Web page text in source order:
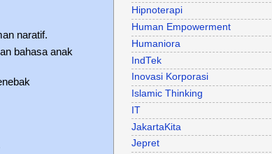
naratif.
bahasa anak
Hipnoterapi
Human Empowerment
Humaniora
IndTek
Inovasi Korporasi
Islamic Thinking
IT
JakartaKita
Jepret